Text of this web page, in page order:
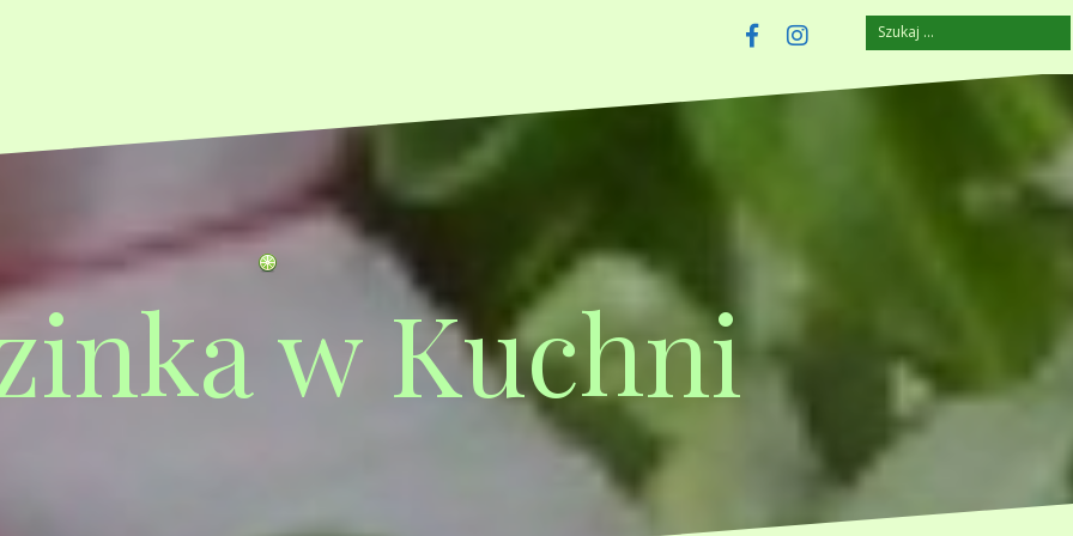
Instagram
szczuplejemy.pl
Szukaj:
w Kuchni